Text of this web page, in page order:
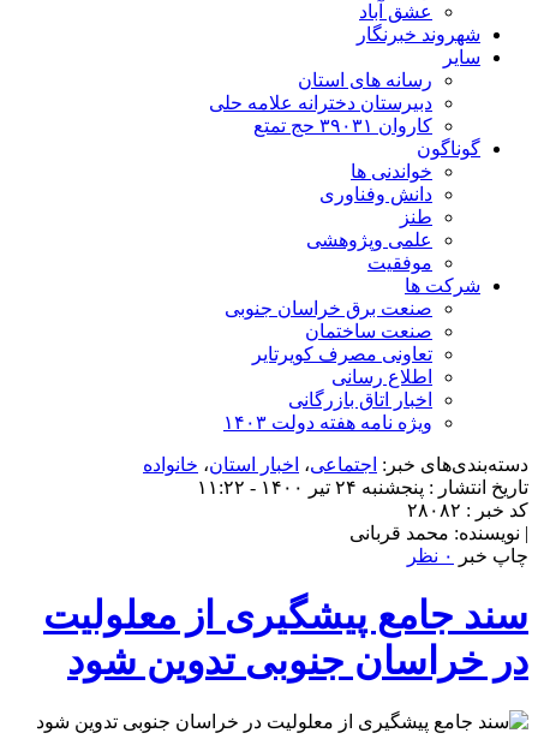
عشق آباد
شهروند خبرنگار
سایر
رسانه های استان
دبیرستان دخترانه علامه حلی
کاروان ۳۹۰۳۱ حج تمتع
گوناگون
خواندنی ها
دانش وفناوری
طنز
علمی وپژوهشی
موفقیت
شرکت ها
صنعت برق خراسان جنوبی
صنعت ساختمان
تعاونی مصرف کویرتایر
اطلاع رسانی
اخبار اتاق بازرگانی
ویژه نامه هفته دولت ۱۴۰۳
دسته‌بندی‌های خبر: اجتماعی، اخبار استان، خانواده
تاریخ انتشار : پنجشنبه ۲۴ تیر ۱۴۰۰ - ۱۱:۲۲
کد خبر : ۲۸۰۸۲
| نویسنده: محمد قربانی
چاپ خبر
۰ نظر
سند جامع پیشگیری از معلولیت
در خراسان جنوبی تدوین شود